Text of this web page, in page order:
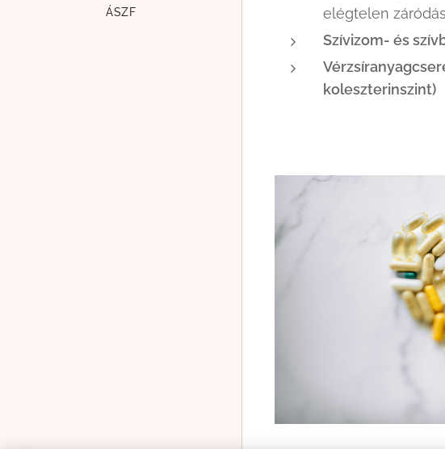
ÁSZF
elégtelen
Szívizom- és
koleszterinszint)